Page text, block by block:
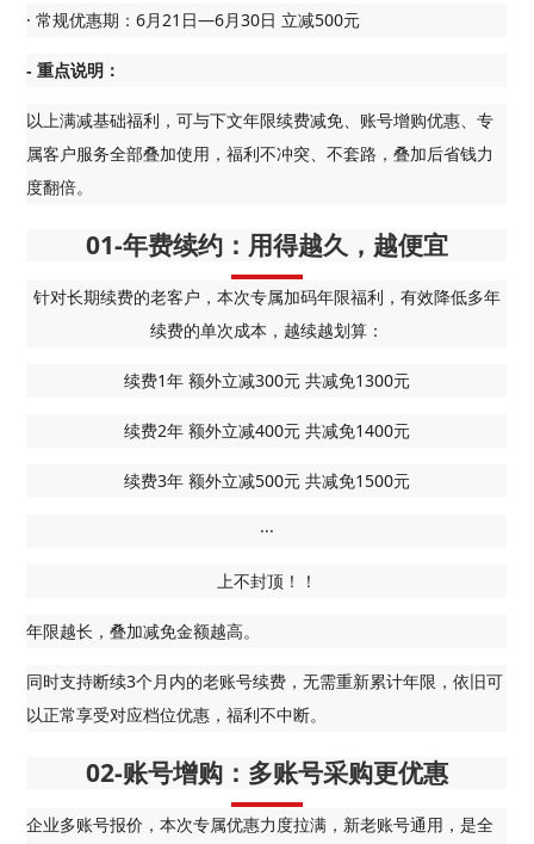
· 常规优惠期：6月21日—6月30日 立减500元
- 重点说明：
以上满减基础福利，可与下文年限续费减免、账号增购优惠、专
属客户服务全部叠加使用，福利不冲突、不套路，叠加后省钱力
度翻倍。
01-年费续约：用得越久，越便宜
针对长期续费的老客户，本次专属加码年限福利，有效降低多年
续费的单次成本，越续越划算：
续费1年 额外立减300元 共减免1300元
续费2年 额外立减400元 共减免1400元
续费3年 额外立减500元 共减免1500元
···
上不封顶！！
年限越长，叠加减免金额越高。
同时支持断续3个月内的老账号续费，无需重新累计年限，依旧可
以正常享受对应档位优惠，福利不中断。
02-账号增购：多账号采购更优惠
企业多账号报价，本次专属优惠力度拉满，新老账号通用，是全